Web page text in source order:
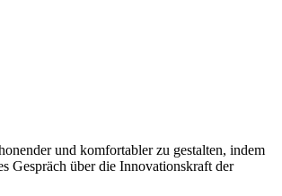
und komfortabler zu gestalten, indem
Gespräch über die Innovationskraft der